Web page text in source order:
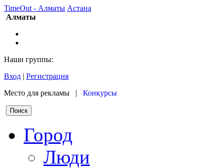
TimeOut - Алматы Астана
Алматы
Наши группы:
Вход | Регистрация
Место для рекламы | Конкурсы
Город
Люди